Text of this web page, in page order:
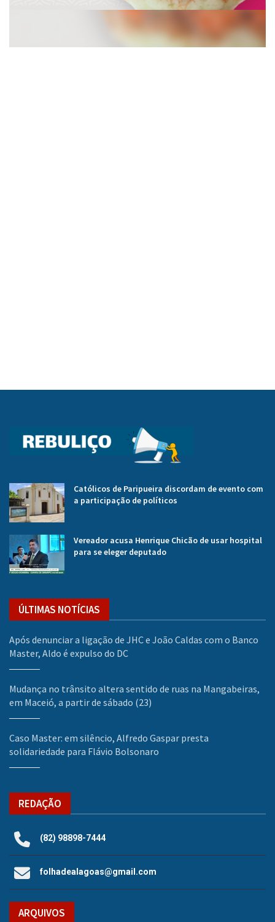
Católicos de Paripueira discordam de evento com
a participação de políticos
Vereador acusa Henrique Chicão de usar hospital
para se eleger deputado
ÚLTIMAS NOTÍCIAS
Após denunciar a ligação de JHC e João Caldas com o Banco
Master, Aldo é expulso do DC
Mudança no trânsito altera sentido de ruas na Mangabeiras,
em Maceió, a partir de sábado (23)
Caso Master: em silêncio, Alfredo Gaspar presta
solidariedade para Flávio Bolsonaro
REDAÇÃO
(82) 98898-7444
folhadealagoas@gmail.com
ARQUIVOS